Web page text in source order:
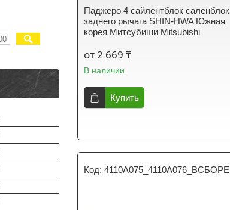
Паджеро 4 сайлентблок саленблок
заднего рычага SHIN-HWA Южная
корея Митсубиши Mitsubishi
от 2 669 ₸
В наличии
Купить
4110A075_4110A076_ВСБОРЕ